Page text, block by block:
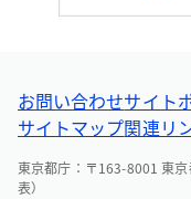
お問い合わせサイト
サイトマップ関連リ
東京都庁：〒163-8001 東
表）